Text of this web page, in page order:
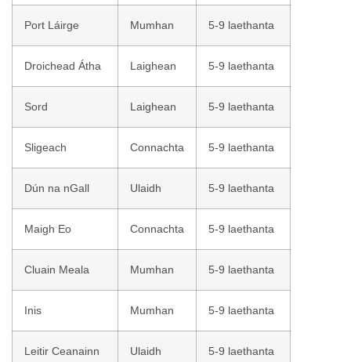
Port Láirge Mumhan 5-9 laethanta
Droichead Átha Laighean 5-9 laethanta
Sord Laighean 5-9 laethanta
Sligeach Connachta 5-9 laethanta
Dún na nGall Ulaidh 5-9 laethanta
Maigh Eo Connachta 5-9 laethanta
Cluain Meala Mumhan 5-9 laethanta
Inis Mumhan 5-9 laethanta
Leitir Ceanainn Ulaidh 5-9 laethanta